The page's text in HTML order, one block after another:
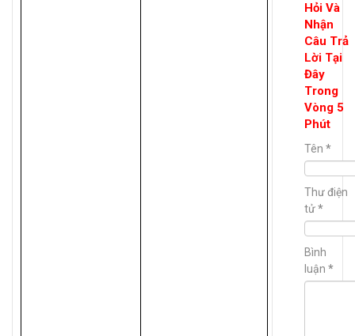
Hỏi Và
Nhận
Câu Trả
Lời Tại
Đây
Trong
Vòng 5
Phút
Tên*
Thư điện
tử*
Bình
luận*